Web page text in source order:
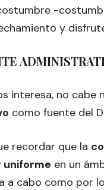
-
y
interesa, no cabe
como fuente del
recordar que la
uniforme en un
a cabo como por